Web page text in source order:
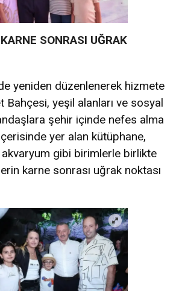
SONRASI UĞRAK
yeniden düzenlenerek hizmete
Bahçesi, yeşil alanları ve sosyal
şehir içinde nefes alma
yer alan kütüphane,
gibi birimlerle birlikte
karne sonrası uğrak noktası